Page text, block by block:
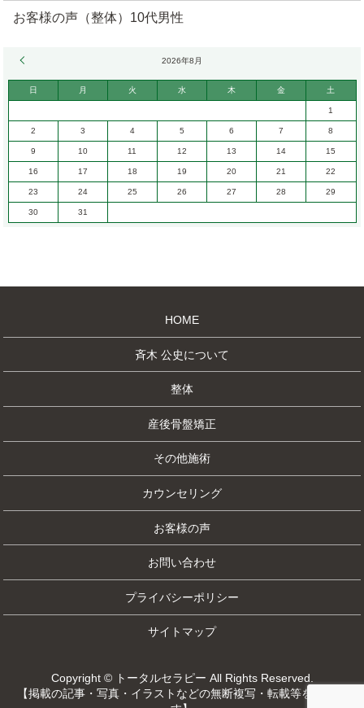
お客様の声（整体）10代男性
2026年8月
日 月 火 水 木 金 土
1
2 3 4 5 6 7 8
9 10 11 12 13 14 15
16 17 18 19 20 21 22
23 24 25 26 27 28 29
30 31
HOME
斉木 公史について
整体
産後骨盤矯正
その他施術
カウンセリング
お客様の声
お問い合わせ
プライバシーポリシー
サイトマップ
Copyright © トータルセラピー All Rights Reserved.
【掲載の記事・写真・イラストなどの無断複写・転載等を禁じま